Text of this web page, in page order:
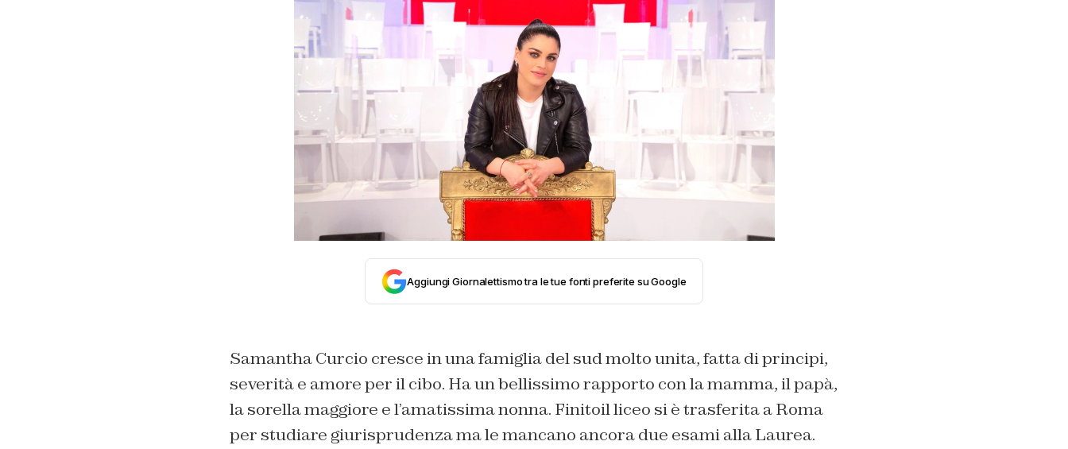
Aggiungi Giornalettismo tra le tue fonti preferite su Google
Samantha Curcio cresceinuna famigliadel sudmolto unita, fatta di principi,
severitàe amore per il cibo. Ha un bellissimo rapporto conlamamma,ilpapà,
lasorellamaggiore e l’amatissima nonna. Finitoilliceo si è trasferitaaRoma
per studiare giurisprudenzama lemancano ancora due esami alla Laurea.